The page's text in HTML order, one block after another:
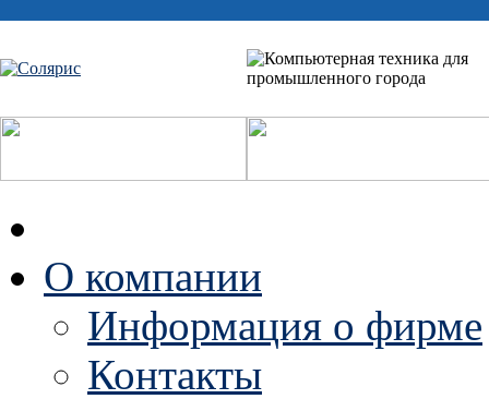
О компании
Информация о фирме
Контакты